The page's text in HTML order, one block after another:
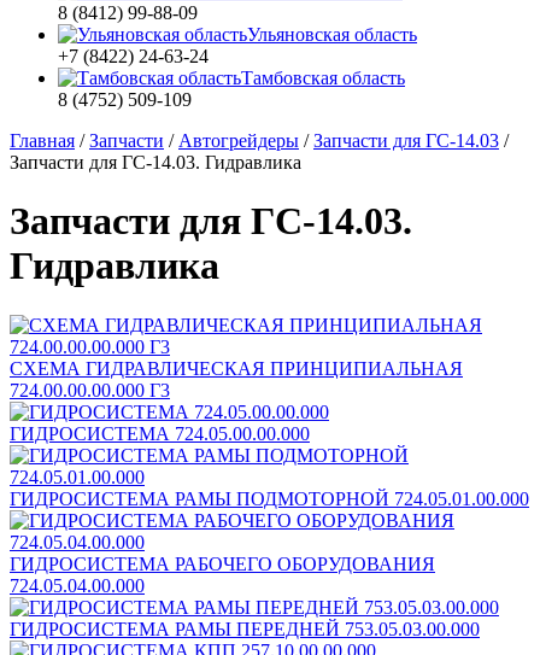
8 (8412) 99-88-09
Ульяновская область
+7 (8422) 24-63-24
Тамбовская область
8 (4752) 509-109
Главная /Запчасти / Автогрейдеры /Запчасти для ГС-14.03 /
Запчасти для ГС-14.03. Гидравлика
Запчасти для ГС-14.03.
Гидравлика
СХЕМА ГИДРАВЛИЧЕСКАЯ ПРИНЦИПИАЛЬНАЯ
724.00.00.00.000 Г3
ГИДРОСИСТЕМА 724.05.00.00.000
ГИДРОСИСТЕМА РАМЫ ПОДМОТОРНОЙ 724.05.01.00.000
ГИДРОСИСТЕМА РАБОЧЕГО ОБОРУДОВАНИЯ
724.05.04.00.000
ГИДРОСИСТЕМА РАМЫ ПЕРЕДНЕЙ 753.05.03.00.000